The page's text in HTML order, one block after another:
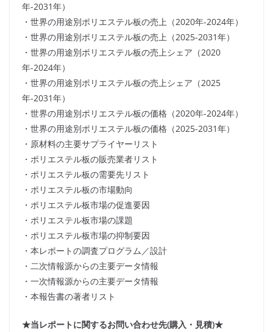
年-2031年）
・世界の用途別ポリエステル板の売上（2020年-2024年）
・世界の用途別ポリエステル板の売上（2025-2031年）
・世界の用途別ポリエステル板の売上シェア（2020
年-2024年）
・世界の用途別ポリエステル板の売上シェア（2025
年-2031年）
・世界の用途別ポリエステル板の価格（2020年-2024年）
・世界の用途別ポリエステル板の価格（2025-2031年）
・原材料の主要サプライヤーリスト
・ポリエステル板の販売業者リスト
・ポリエステル板の需要先リスト
・ポリエステル板の市場動向
・ポリエステル板市場の促進要因
・ポリエステル板市場の課題
・ポリエステル板市場の抑制要因
・本レポートの調査プログラム／設計
・二次情報源からの主要データ情報
・一次情報源からの主要データ情報
・本報告書の著者リスト
★当レポートに関するお問い合わせ先(購入・見積)★